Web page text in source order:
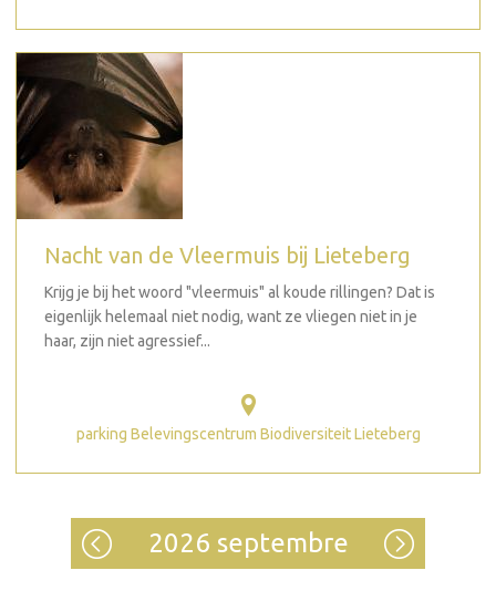
Nacht van de Vleermuis bij Lieteberg
Krijg je bij het woord "vleermuis" al koude rillingen? Dat is
eigenlijk helemaal niet nodig, want ze vliegen niet in je
haar, zijn niet agressief...
parking Belevingscentrum Biodiversiteit Lieteberg
2026 septembre